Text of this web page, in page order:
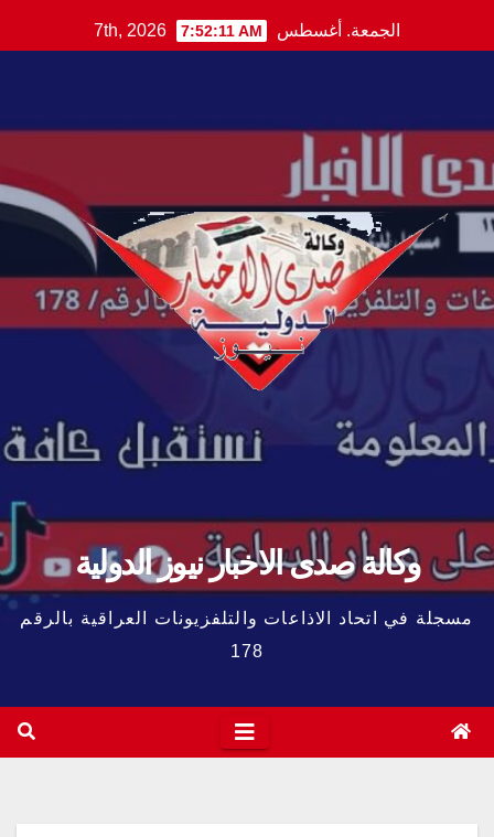
to
الجمعة. أغسطس 7th, 2026 7:52:12 AM
وكالة صدى الاخبار نيوز الدولية
مسجلة في اتحاد الاذاعات والتلفزيونات العراقية بالرقم
178